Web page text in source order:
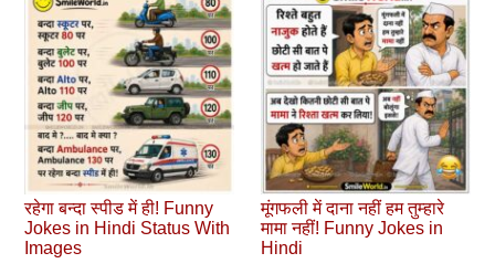
रहेगा बन्दा स्पीड में ही! Funny
Jokes in Hindi Status With
Images
मूंगफली में दाना नहीं हम तुम्हारे
मामा नहीं! Funny Jokes in
Hindi